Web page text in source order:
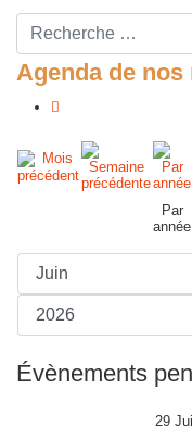
Rechercher ...
Agenda de
Par
année
Évènements